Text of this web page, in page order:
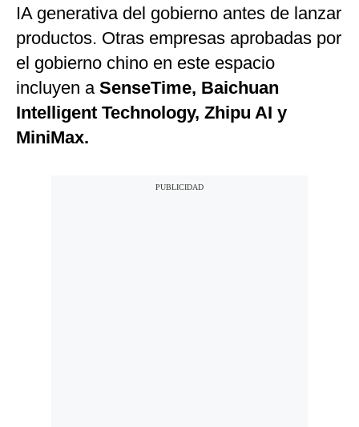
IA generativa del gobierno antes de lanzar
productos. Otras empresas aprobadas por
el gobierno chino en este espacio
incluyen aSenseTime, Baichuan
Intelligent Technology, Zhipu AI y
MiniMax.